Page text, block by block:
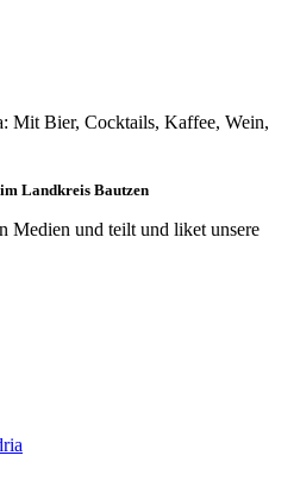
Mit Bier, Cocktails, Kaffee, Wein,
Landkreis Bautzen
Medien und teilt und liket unsere